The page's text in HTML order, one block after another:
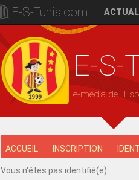
E-S-Tunis.com
E-S-
e-média de
ACCUEIL INSCRIPTION
Vous n'êtes pas identifié(e).